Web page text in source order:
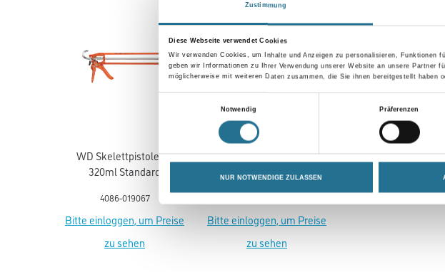
Zustimmung
Diese Webseite verwendet Cookies
Wir verwenden Cookies, um Inhalte und Anzeigen zu personalisieren, Funktionen
geben wir Informationen zu Ihrer Verwendung unserer Website an unsere Partner
möglicherweise mit weiteren Daten zusammen, die Sie ihnen bereitgestellt haben
Notwendig
Präferenzen
NUR NOTWENDIGE ZULASSEN
WD Skelettpistole für
320ml Standard
4086-019067
Bitte einloggen, um Preise
zu sehen
59x29x4cm
8086-000479
Bitte einloggen, um Preise
zu sehen